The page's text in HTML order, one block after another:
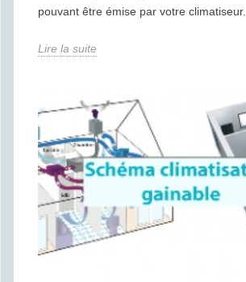
pouvant être émise par votre climatiseur.
Lire la suite